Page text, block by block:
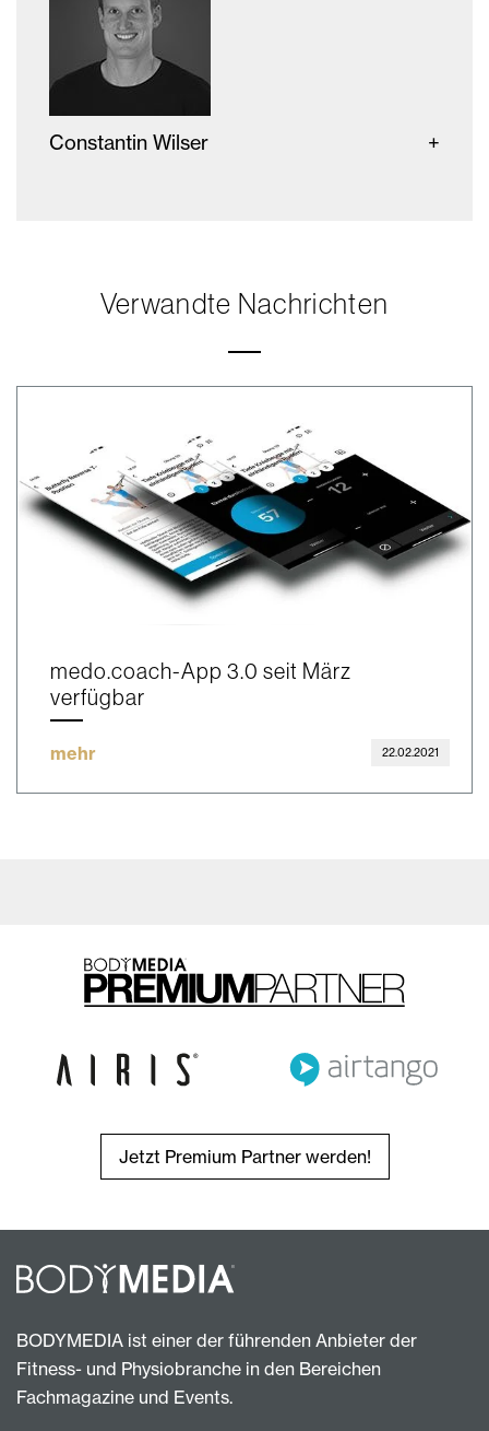
Constantin Wilser
Verwandte Nachrichten
medo.coach-App 3.0 seit März
verfügbar
mehr 22.02.2021
Jetzt Premium Partner werden!
BODYMEDIA ist einer der führenden Anbieter der
Fitness- und Physiobranche in den Bereichen
Fachmagazine und Events.